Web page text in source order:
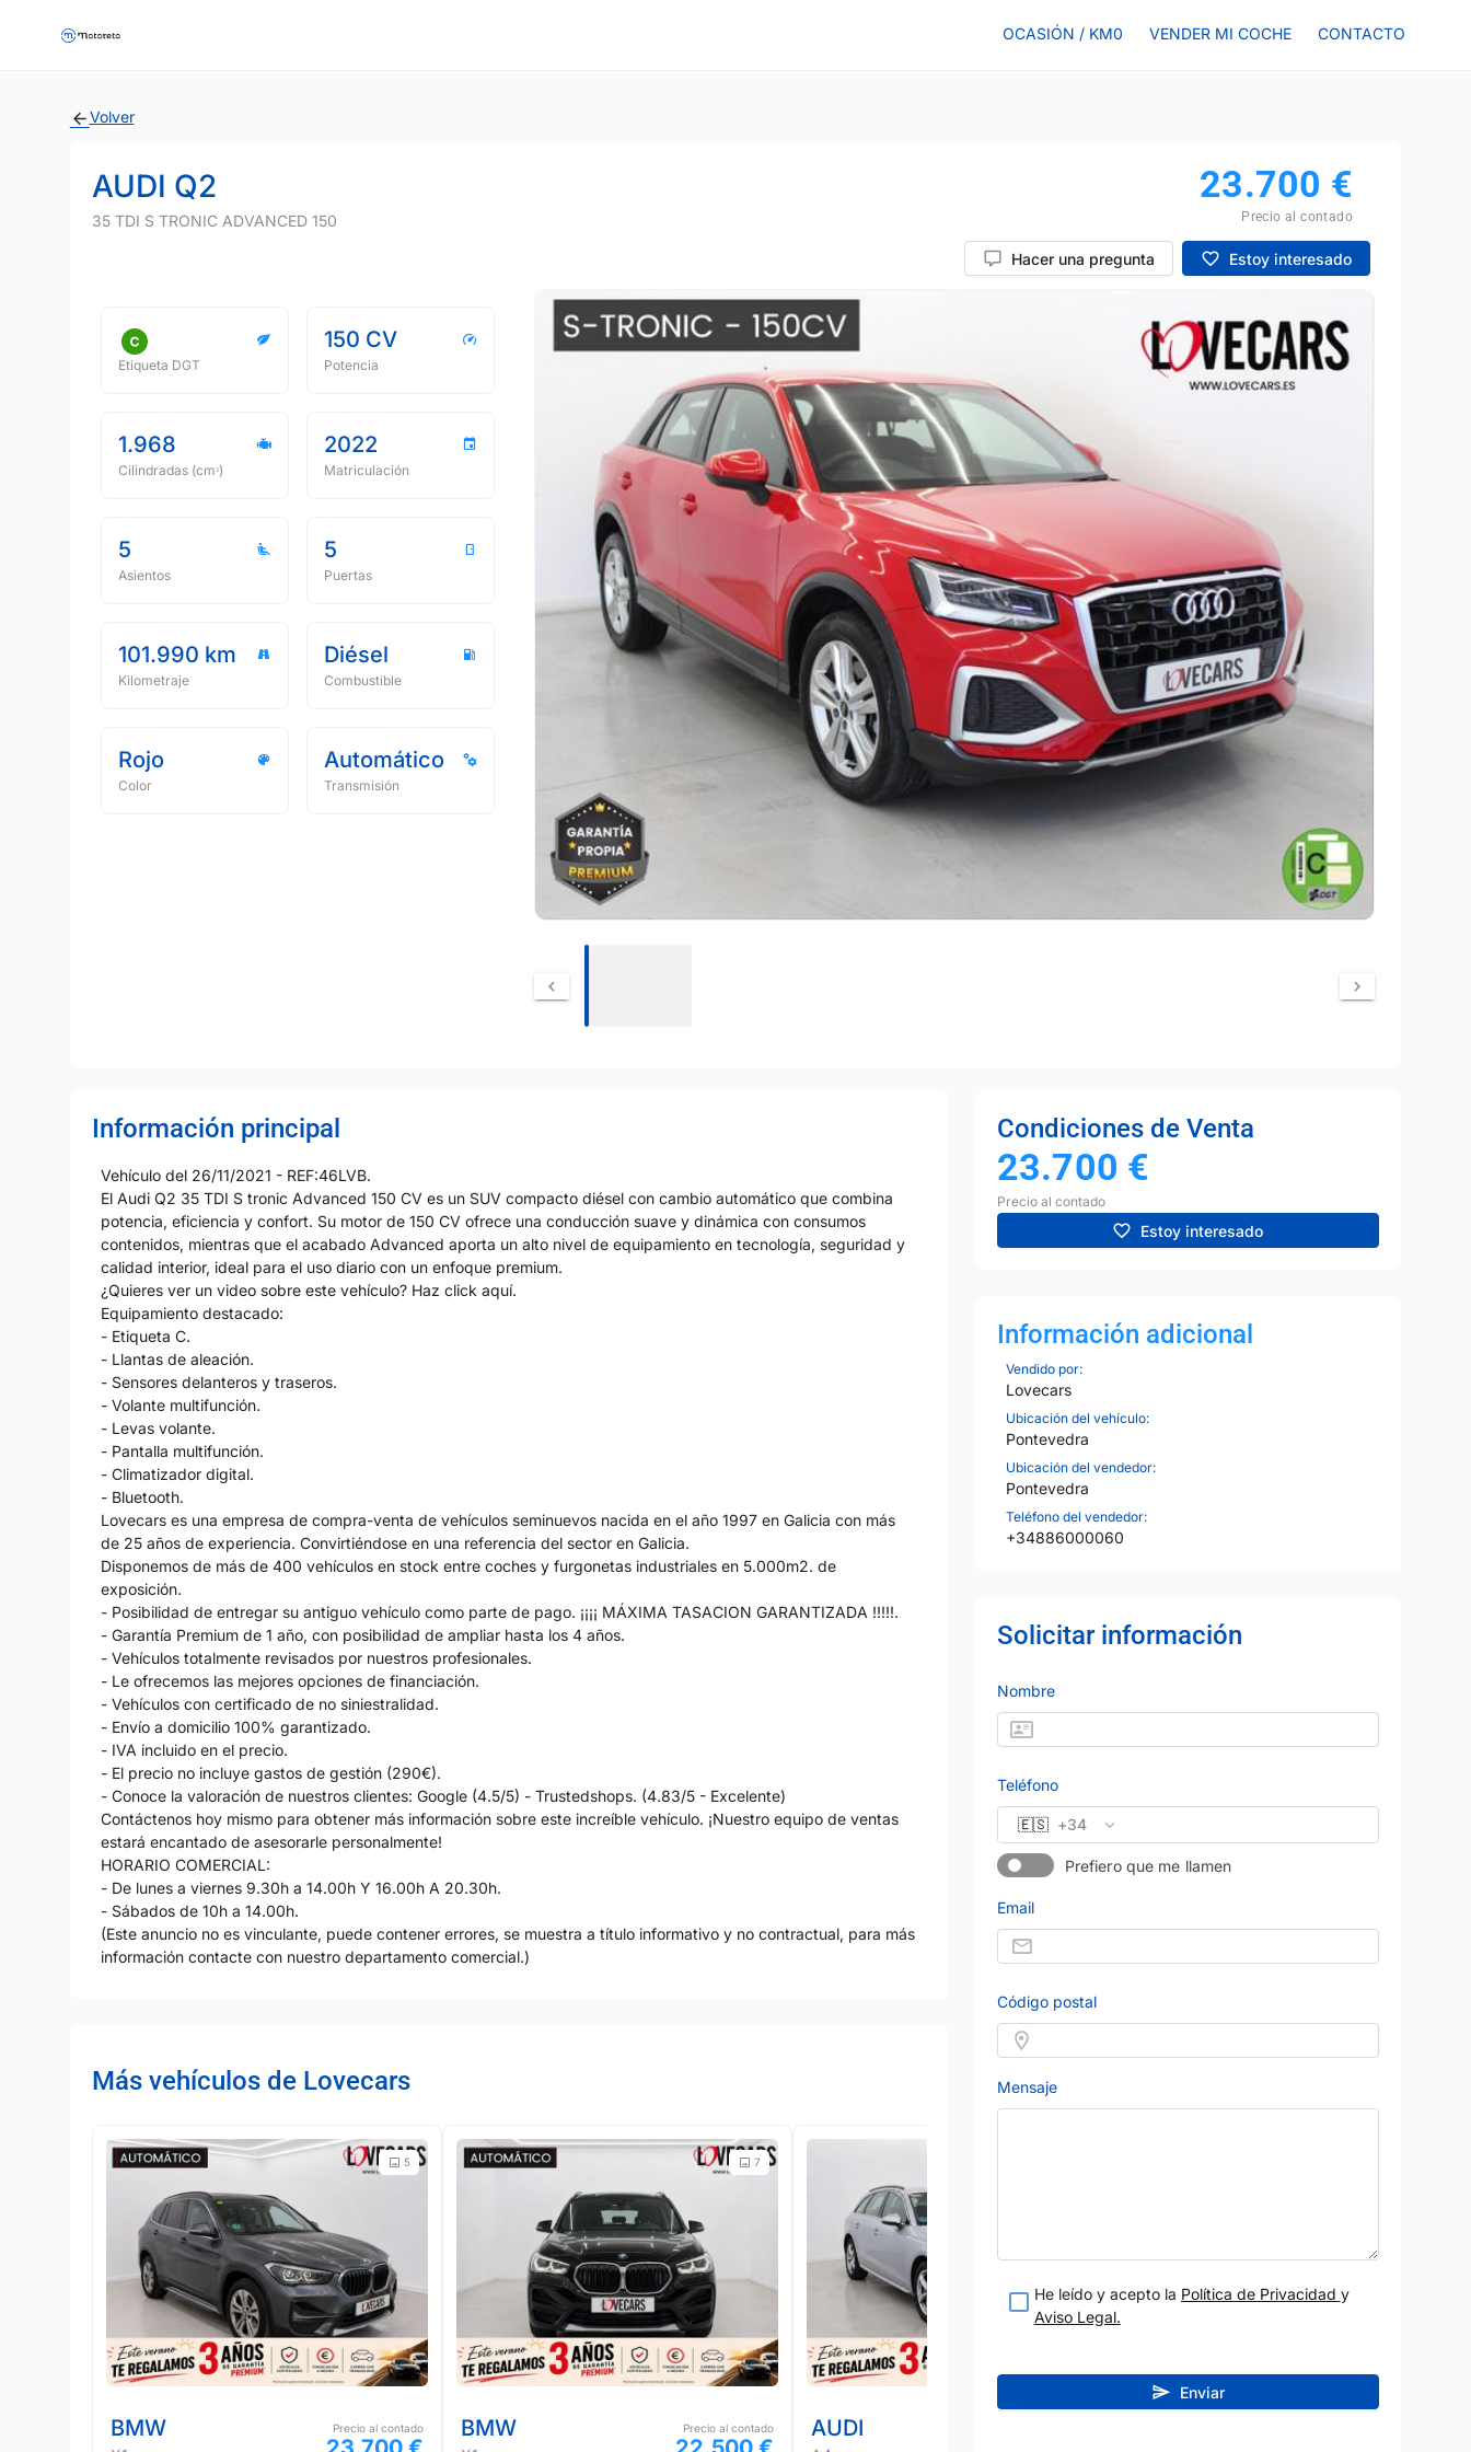
OCASIÓN / KM0 VENDER MI COCHE CONTACTO
Volver
AUDI Q2
35 TDI S TRONIC ADVANCED 150
23.700 €
Precio al contado
Hacer una pregunta Estoy interesado
Etiqueta DGT
150 CV
Potencia
1.968
Cilindradas (cmᵌ)
2022
Matriculación
5
Asientos
5
Puertas
101.990 km
Kilometraje
Diésel
Combustible
Rojo
Color
Automático
Transmisión
Información principal
Vehículo del 26/11/2021 - REF:46LVB.
El Audi Q2 35 TDI S tronic Advanced 150 CV es un SUV compacto diésel con cambio automático que combina
potencia, eficiencia y confort. Su motor de 150 CV ofrece una conducción suave y dinámica con consumos
contenidos, mientras que el acabado Advanced aporta un alto nivel de equipamiento en tecnología, seguridad y
calidad interior, ideal para el uso diario con un enfoque premium.
¿Quieres ver un video sobre este vehículo? Haz click aquí.
Equipamiento destacado:
- Etiqueta C.
- Llantas de aleación.
- Sensores delanteros y traseros.
- Volante multifunción.
- Levas volante.
- Pantalla multifunción.
- Climatizador digital.
- Bluetooth.
Lovecars es una empresa de compra-venta de vehículos seminuevos nacida en el año 1997 en Galicia con más
de 25 años de experiencia. Convirtiéndose en una referencia del sector en Galicia.
Disponemos de más de 400 vehículos en stock entre coches y furgonetas industriales en 5.000m2. de
exposición.
- Posibilidad de entregar su antiguo vehículo como parte de pago. ¡¡¡¡ MÁXIMA TASACION GARANTIZADA !!!!!.
- Garantía Premium de 1 año, con posibilidad de ampliar hasta los 4 años.
- Vehículos totalmente revisados por nuestros profesionales.
- Le ofrecemos las mejores opciones de financiación.
- Vehículos con certificado de no siniestralidad.
- Envío a domicilio 100% garantizado.
- IVA incluido en el precio.
- El precio no incluye gastos de gestión (290€).
- Conoce la valoración de nuestros clientes: Google (4.5/5) - Trustedshops. (4.83/5 - Excelente)
Contáctenos hoy mismo para obtener más información sobre este increíble vehículo. ¡Nuestro equipo de ventas
estará encantado de asesorarle personalmente!
HORARIO COMERCIAL:
- De lunes a viernes 9.30h a 14.00h Y 16.00h A 20.30h.
- Sábados de 10h a 14.00h.
(Este anuncio no es vinculante, puede contener errores, se muestra a título informativo y no contractual, para más
información contacte con nuestro departamento comercial.)
Más vehículos de Lovecars
5
BMW Precio al contado
7
BMW Precio al contado AUDI
Condiciones de Venta
23.700 €
Precio al contado
Estoy interesado
Información adicional
Vendido por:
Lovecars
Ubicación del vehículo:
Pontevedra
Ubicación del vendedor:
Pontevedra
Teléfono del vendedor:
+34886000060
Solicitar información
Nombre
Teléfono
🇪🇸 +34
Prefiero que me llamen
Email
Código postal
Mensaje
He leído y acepto la Política de Privacidad y
Aviso Legal.
Enviar